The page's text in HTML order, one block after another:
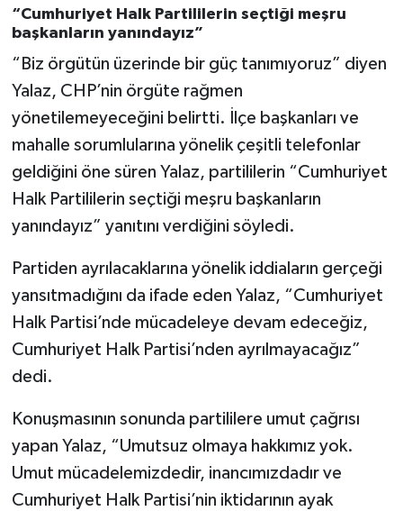
“Cumhuriyet Halk Partililerin seçtiği meşru
başkanların yanındayız”
“Biz örgütün üzerinde bir güç tanımıyoruz” diyen
Yalaz, CHP’nin örgüte rağmen
yönetilemeyeceğini belirtti. İlçe başkanları ve
mahalle sorumlularına yönelik çeşitli telefonlar
geldiğini öne süren Yalaz, partililerin “Cumhuriyet
Halk Partililerin seçtiği meşru başkanların
yanındayız” yanıtını verdiğini söyledi.
Partiden ayrılacaklarına yönelik iddiaların gerçeği
yansıtmadığını da ifade eden Yalaz, “Cumhuriyet
Halk Partisi’nde mücadeleye devam edeceğiz,
Cumhuriyet Halk Partisi’nden ayrılmayacağız”
dedi.
Konuşmasının sonunda partililere umut çağrısı
yapan Yalaz, “Umutsuz olmaya hakkımız yok.
Umut mücadelemizdedir, inancımızdadır ve
Cumhuriyet Halk Partisi’nin iktidarının ayak